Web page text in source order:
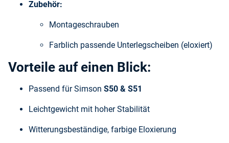
Zubehör:
Montageschrauben
Farblich passende Unterlegscheiben (eloxiert)
Vorteile auf einen Blick:
Passend für Simson S50 & S51
Leichtgewicht mit hoher Stabilität
Witterungsbeständige, farbige Eloxierung